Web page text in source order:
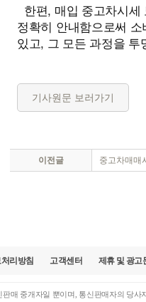
한편, 매입 중고차시세
정확히 안내함으로써
있고, 그 모든 과정을
기사원문 보러가기
이전글 중고차매매
리방침 고객센터 제휴 및 광고
판매 중개자일 뿐이며, 통신판매자의 당